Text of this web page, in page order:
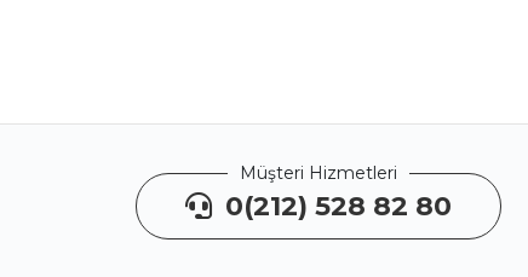
Müşteri Hizmetleri
0(212) 528 82 80